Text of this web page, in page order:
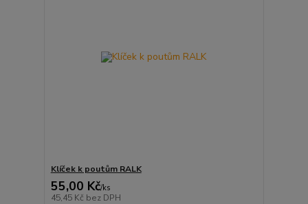
Klíček k poutům RALK
55,00 Kč/ks
45,45 Kč bez DPH